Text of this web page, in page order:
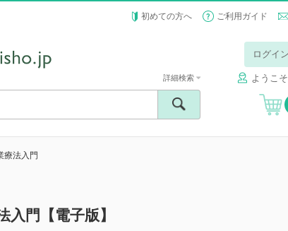
初めての方へ ご利用ガイド
ログイ
ようこ
詳細検索
療法入門
入門【電子版】